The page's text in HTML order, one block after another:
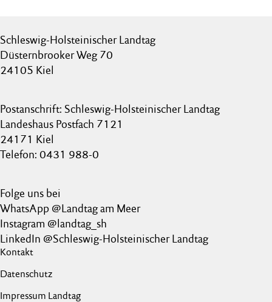
Schleswig-Holsteinischer Landtag
Düsternbrooker Weg 70
24105 Kiel
Postanschrift: Schleswig-Holsteinischer Landtag
Landeshaus Postfach 7121
24171 Kiel
Telefon: 0431 988-0
Folge uns bei
WhatsApp @Landtag am Meer
Instagram @landtag_sh
LinkedIn @Schleswig-Holsteinischer Landtag
Kontakt
Datenschutz
Impressum Landtag